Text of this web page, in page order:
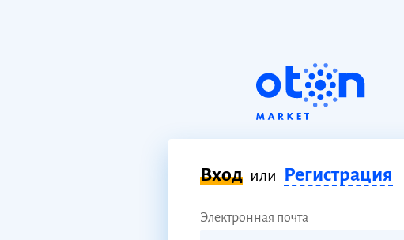
Вход или Регистрация
Электронная почта